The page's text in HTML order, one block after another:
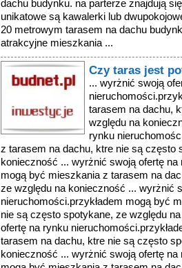
dachu budynku. na parterze znajdują
unikatowe są kawalerki lub
20 metrowym tarasem na dachu
atrakcyjne mieszkania ...
Czy taras jest
... wyrżnić swoją
tarasem na dachu,
względu na
rynku
z tarasem na dachu, ktre nie są często
konieczność ... wyrżnić swoją ofertę
mogą być mieszkania z tarasem na
ze względu na konieczność ... wyrżnić
nieruchomości.przykładem mogą być
nie są często spotykane, ze względu
ofertę na rynku
tarasem na dachu, ktre nie są często
konieczność ... wyrżnić swoją ofertę